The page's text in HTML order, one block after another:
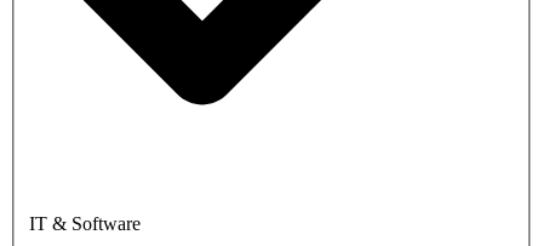
IT & Software